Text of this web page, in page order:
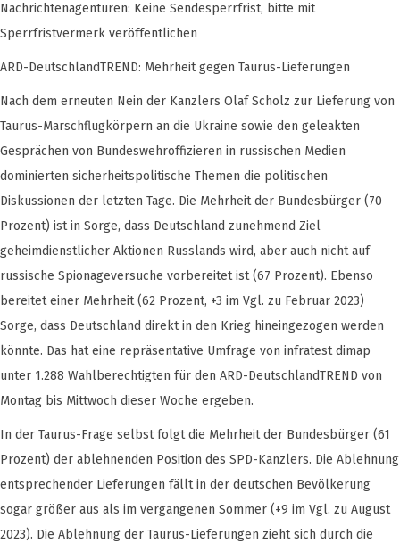
Nachrichtenagenturen: Keine Sendesperrfrist, bitte mit
Sperrfristvermerk veröffentlichen
ARD-DeutschlandTREND: Mehrheit gegen Taurus-Lieferungen
Nach dem erneuten Nein der Kanzlers Olaf Scholz zur Lieferung von
Taurus-Marschflugkörpern an die Ukraine sowie den geleakten
Gesprächen von Bundeswehroffizieren in russischen Medien
dominierten sicherheitspolitische Themen die politischen
Diskussionen der letzten Tage. Die Mehrheit der Bundesbürger (70
Prozent) ist in Sorge, dass Deutschland zunehmend Ziel
geheimdienstlicher Aktionen Russlands wird, aber auch nicht auf
russische Spionageversuche vorbereitet ist (67 Prozent). Ebenso
bereitet einer Mehrheit (62 Prozent, +3 im Vgl. zu Februar 2023)
Sorge, dass Deutschland direkt in den Krieg hineingezogen werden
könnte. Das hat eine repräsentative Umfrage von infratest dimap
unter 1.288 Wahlberechtigten für den ARD-DeutschlandTREND von
Montag bis Mittwoch dieser Woche ergeben.
In der Taurus-Frage selbst folgt die Mehrheit der Bundesbürger (61
Prozent) der ablehnenden Position des SPD-Kanzlers. Die Ablehnung
entsprechender Lieferungen fällt in der deutschen Bevölkerung
sogar größer aus als im vergangenen Sommer (+9 im Vgl. zu August
2023). Die Ablehnung der Taurus-Lieferungen zieht sich durch die